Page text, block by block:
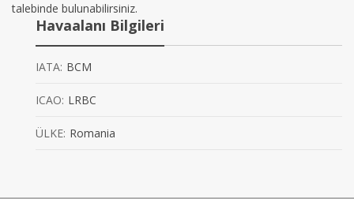
talebinde bulunabilirsiniz.
Havaalanı Bilgileri
IATA: BCM
ICAO: LRBC
ÜLKE: Romania